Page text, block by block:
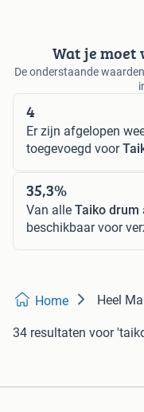
Wat je moet
De onderstaande
4
Er zijn afgelopen
toegevoegd voor
35,3%
Van alle Taiko drum
beschikbaar voor
Home Heel
34 resultaten voor